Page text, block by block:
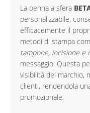
La penna a sfera
personalizzabile,
efficacemente il
metodi di stampa
tampone, incisione e
messaggio. Questa
visibilità del marchio,
clienti, rendendola
promozionale.